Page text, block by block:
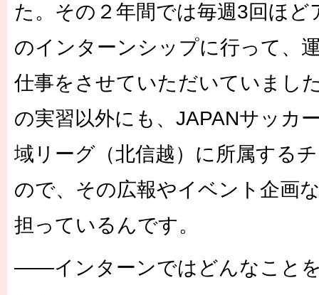
た。その２年間では毎週3回ほ
のインターンシップに行って、
仕事をさせていただいていまし
の実習以外にも、JAPANサッカ
域リーグ（北信越）に所属する
ので、その広報やイベント企画
担っているんです。
――インターンではどんなこと